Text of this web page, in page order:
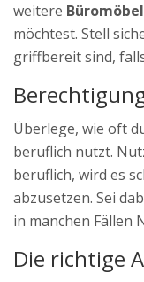
weitere
möchtest. Stell
griffbereit sind,
Überlege, wie oft
beruflich nutzt.
beruflich, wird es
abzusetzen. Sei
in manchen Fällen
Die richtige